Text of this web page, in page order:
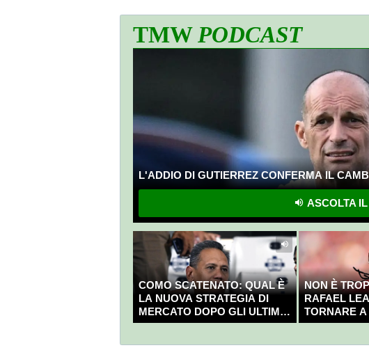
TMWPODCAST
L'ADDIO DI GUTIERREZ CONFERMA IL
ASCOLTA
COMO SCATENATO: QUAL È
LA NUOVA STRATEGIA DI
MERCATO DOPO GLI ULTIMI
COLPI?
NON È
RAFAEL
TORNARE A
CAMPIONE